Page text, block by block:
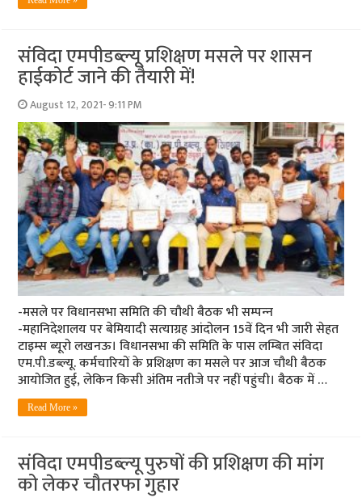
संविदा एमपीडब्‍ल्‍यू प्रशिक्षण मसले पर शासन
हाईकोर्ट जाने की तैयारी में!
August 12, 2021- 9:11 PM
-मसले पर विधानसभा समिति की चौथी बैठक भी सम्‍पन्‍न
-महानिदेशालय पर बेमियादी सत्‍याग्रह आंदोलन 15वें दिन भी जारी सेहत
टाइम्‍स ब्‍यूरो लखनऊ। विधानसभा की समिति के पास लम्बित संविदा
एम.पी.डब्ल्यू. कर्मचारियों के प्रशिक्षण का मसले पर आज चौथी बैठक
आयोजित हुई, लेकिन किसी अंतिम नतीजे पर नहीं पहुंची। बैठक में …
Read More »
संविदा एमपीडब्‍ल्‍यू पुरुषों की प्रशिक्षण की मांग
को लेकर चौतरफा गुहार